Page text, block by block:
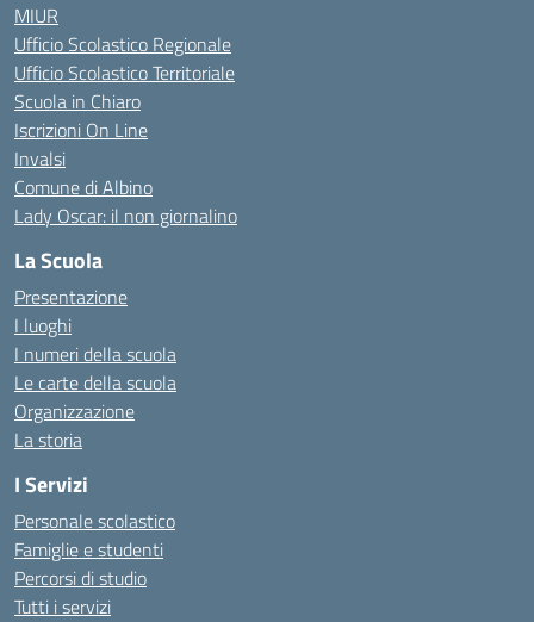
MIUR
Ufficio Scolastico Regionale
Ufficio Scolastico Territoriale
Scuola in Chiaro
Iscrizioni On Line
Invalsi
Comune di Albino
Lady Oscar: il non giornalino
La Scuola
Presentazione
I luoghi
I numeri della scuola
Le carte della scuola
Organizzazione
La storia
I Servizi
Personale scolastico
Famiglie e studenti
Percorsi di studio
Tutti i servizi